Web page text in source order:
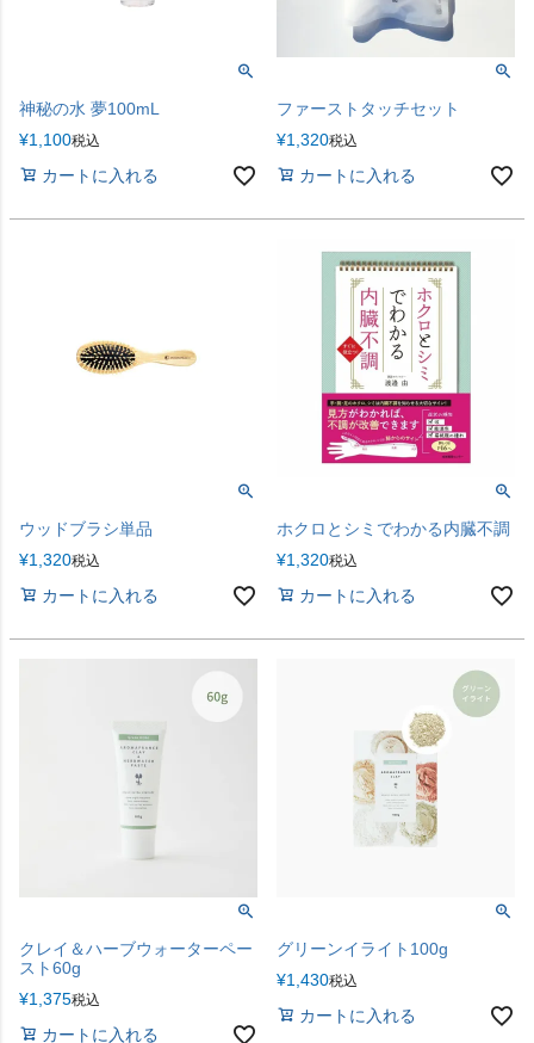
神秘の水 夢100mL
¥1,100税込
カートに入れる
ファーストタッチセット
¥1,320税込
カートに入れる
ウッドブラシ単品
¥1,320税込
カートに入れる
ホクロとシミでわかる内臓不調
¥1,320税込
カートに入れる
クレイ＆ハーブウォーターペー
スト60g
¥1,375税込
カートに入れる
グリーンイライト100g
¥1,430税込
カートに入れる